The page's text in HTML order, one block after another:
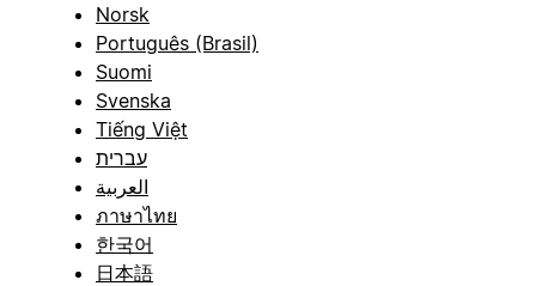
Norsk
Português (Brasil)
Suomi
Svenska
Tiếng Việt
עברית
العربية
ภาษาไทย
한국어
日本語